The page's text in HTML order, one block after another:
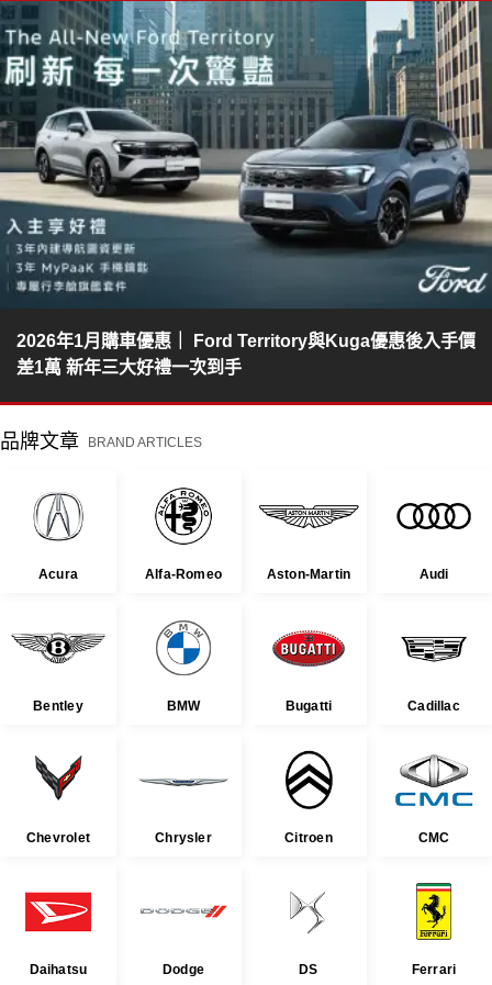
2026年1月購車優惠｜ Ford Territory與Kuga優惠後入手價
差1萬 新年三大好禮一次到手
品牌文章 BRAND ARTICLES
Acura Alfa-Romeo Aston-Martin Audi
Bentley BMW Bugatti Cadillac
Chevrolet Chrysler Citroen CMC
Daihatsu Dodge DS Ferrari